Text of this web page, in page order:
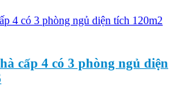
cấp 4 có 3 phòng ngủ diện